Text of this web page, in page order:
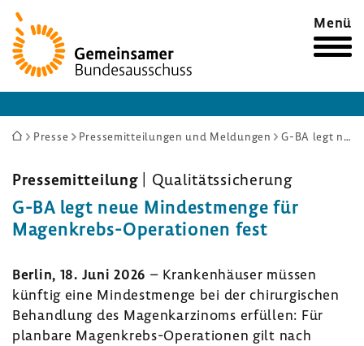
Zur
Startseite
Menü
Sie
hier:
Presse Pressemitteilungen und Meldungen G-BA legt neue Mindestmenge für Magenkrebs-Operationen fest
Pres­se­mit­tei­lung | Quali­täts­si­che­rung
G-BA legt neue Mindest­menge für
Magenkrebs-​Operationen fest
Berlin, 18. Juni 2026 – Kran­ken­häuser müssen
künftig eine Mindest­menge bei der chir­ur­gi­schen
Behand­lung des Magen­kar­zi­noms erfüllen: Für
plan­bare Magenkrebs-​Operationen gilt nach